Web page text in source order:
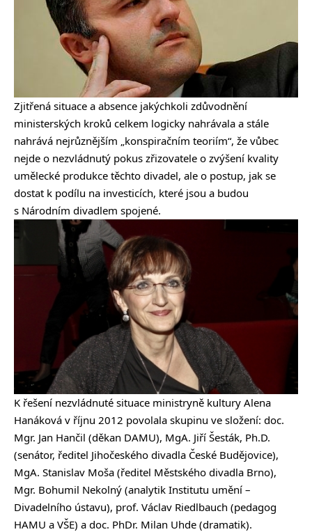
Zjitřená situace a absence jakýchkoli zdůvodnění
ministerských kroků celkem logicky nahrávala a stále
nahrává nejrůznějším „konspiračním teoriím“, že vůbec
nejde o nezvládnutý pokus zřizovatele o zvýšení kvality
umělecké produkce těchto divadel, ale o postup, jak se
dostat k podílu na investicích, které jsou a budou
s Národním divadlem spojené.
K řešení nezvládnuté situace ministryně kultury Alena
Hanáková v říjnu 2012 povolala skupinu ve složení: doc.
Mgr. Jan Hančil (děkan DAMU), MgA. Jiří Šesták, Ph.D.
(senátor, ředitel Jihočeského divadla České Budějovice),
MgA. Stanislav Moša (ředitel Městského divadla Brno),
Mgr. Bohumil Nekolný (analytik Institutu umění –
Divadelního ústavu), prof. Václav Riedlbauch (pedagog
HAMU a VŠE) a doc. PhDr. Milan Uhde (dramatik).